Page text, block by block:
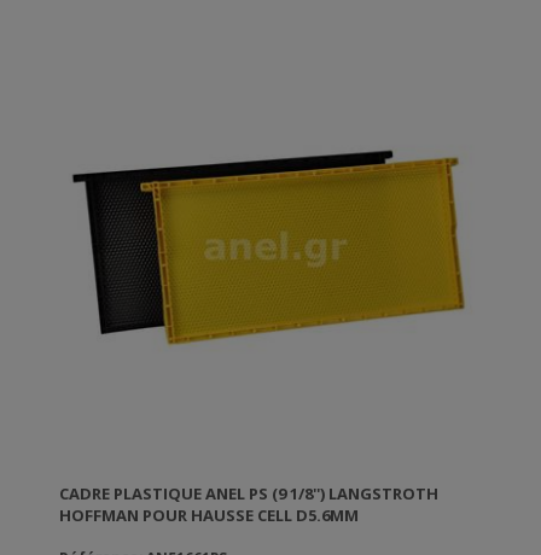
CADRE PLASTIQUE ANEL PS (9 1/8'') LANGSTROTH
HOFFMAN POUR HAUSSE CELL D5.6MM